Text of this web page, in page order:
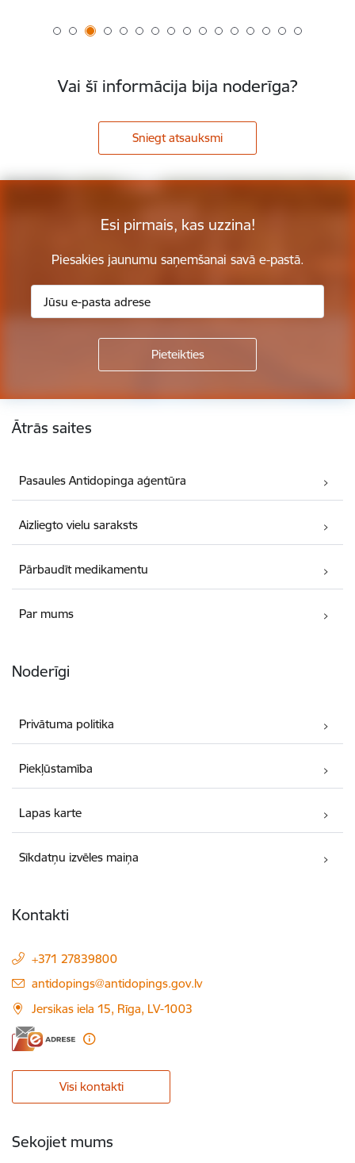
Vai šī informācija bija noderīga?
Sniegt atsauksmi
Esi pirmais, kas uzzina!
Piesakies jaunumu saņemšanai savā e-pastā.
Ātrās saites
Pasaules Antidopinga aģentūra
Aizliegto vielu saraksts
Pārbaudīt medikamentu
Par mums
Noderīgi
Privātuma politika
Piekļūstamība
Lapas karte
Sīkdatņu izvēles maiņa
Kontakti
+371 27839800
E-pasts:
antidopings@antidopings.gov.lv
Jersikas iela 15, Rīga, LV-1003
Visi kontakti
Sekojiet mums